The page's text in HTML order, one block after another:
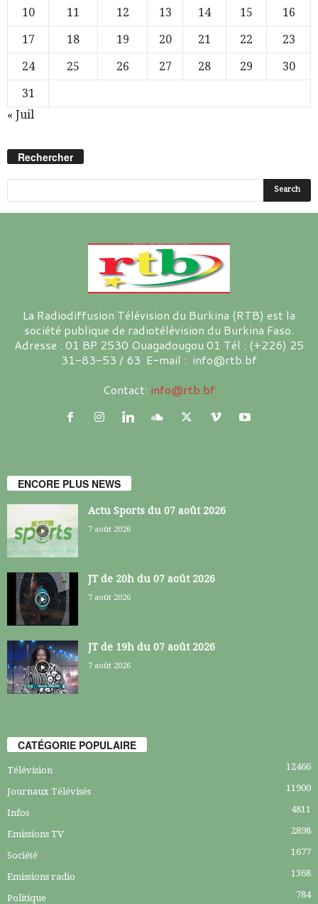
10
11 12 13 14 15
16
17
18 19 20 21 22
23
24
25 26 27 28 29
30
31
« Juil
Rechercher
La Radiodiffusion Télévision du Burkina (RTB) est la
société publique de radiotélévision du Burkina Faso.
Adresse : 01 BP 2530 Ouagadougou 01 Tél : (+226) 25
31-83-53 / 63 E-mail : info@rtb.bf
Contact: info@rtb.bf
ENCORE PLUS NEWS
Actu Sports du 07 août 2026
7 août 2026
JT de 20h du 07 août 2026
7 août 2026
JT de 19h du 07 août 2026
7 août 2026
CATÉGORIE POPULAIRE
Télévision 12466
Journaux Télévisés 11900
Infos 4811
Emissions TV 2898
Société 1677
Emissions radio 1368
Politique 784